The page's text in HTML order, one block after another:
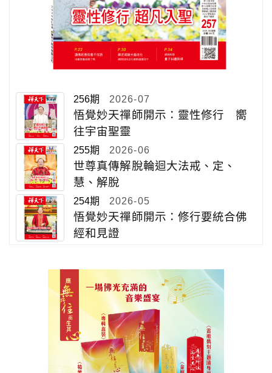
256期 2026-07
悟覺妙天禪師開示：靈性修行 嚮
往宇宙聖靈
255期 2026-06
世尊真傳解脫輪迴大法戒、定、
慧、解脫
254期 2026-05
悟覺妙天禪師開示：修行要統合佛
經和見證